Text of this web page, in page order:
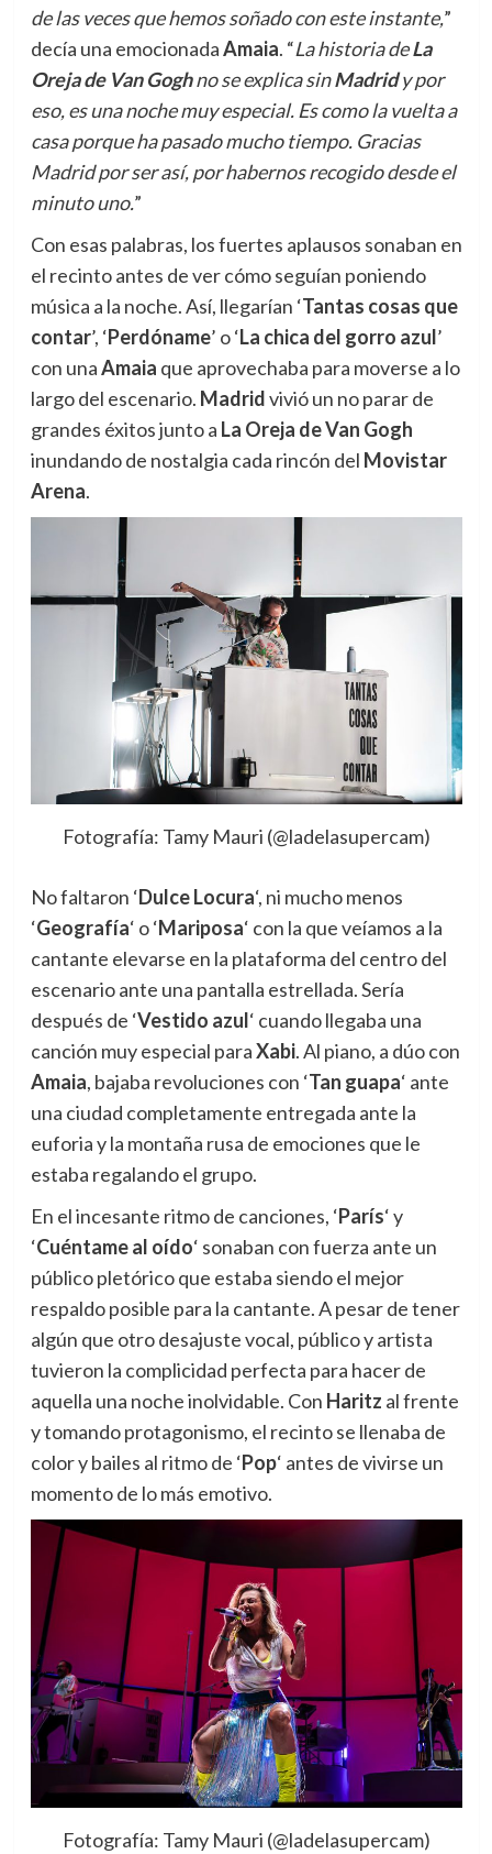
de las veces que hemos soñado con este instante,”
decía una emocionadaAmaia. “La historia deLa
Oreja de Van Goghno se explica sinMadridy por
eso, es una noche muy especial. Es como la vuelta a
casa porque ha pasado mucho tiempo. Gracias
Madrid por ser así, por habernos recogido desde el
minuto uno.”
Con esas palabras, los fuertes aplausos sonaban en
el recinto antes de ver cómo seguían poniendo
música a la noche. Así, llegarían ‘Tantas cosas que
contar’, ‘Perdóname’ o ‘La chica del gorro azul’
con unaAmaia que aprovechaba para moverse a lo
largo del escenario. Madridvivió un no parar de
grandes éxitos junto a La Oreja de Van Gogh
inundando de nostalgia cada rincón del Movistar
Arena.
Fotografía: Tamy Mauri (@ladelasupercam)
No faltaron ‘Dulce Locura‘, ni mucho menos
‘Geografía‘ o ‘Mariposa‘ con la que veíamos a la
cantante elevarse en la plataforma del centro del
escenario ante una pantalla estrellada. Sería
después de ‘Vestido azul‘ cuando llegaba una
canción muy especial paraXabi. Al piano, a dúo con
Amaia, bajaba revoluciones con ‘Tan guapa‘ ante
una ciudad completamente entregada ante la
euforia y la montaña rusa de emociones que le
estaba regalando el grupo.
En el incesante ritmo de canciones, ‘París‘ y
‘Cuéntame al oído‘ sonaban con fuerza ante un
público pletórico que estaba siendo el mejor
respaldo posible para la cantante. A pesar de tener
algún que otro desajuste vocal, público y artista
tuvieron la complicidad perfecta para hacer de
aquella una noche inolvidable. Con Haritz al frente
y tomando protagonismo, el recinto se llenaba de
color y bailes al ritmo de ‘Pop‘ antes de vivirse un
momento de lo más emotivo.
Fotografía: Tamy Mauri (@ladelasupercam)